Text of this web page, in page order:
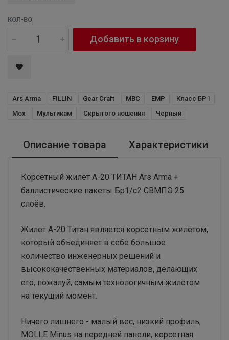
КОЛ-ВО
Добавить в корзину
Ars Arma FILLIN Gear Craft MBC ЕМР
Класс БР1
Мох
Мультикам Скрытого ношения Черный
Описание товара Характеристики
Корсетный жилет А-20 ТИТАН Ars Arma +
баллистические пакеты Бр1/с2 СВМПЭ 25
слоёв.
Жилет А-20 Титан является корсетным жилетом,
который объединяет в себе большое
количество инженерных решений и
высококачественных материалов, делающих
его, пожалуй, самым технологичным жилетом
на текущий момент.
Ничего лишнего - малый вес, низкий профиль,
MOLLE Minus на передней панели, корсетная